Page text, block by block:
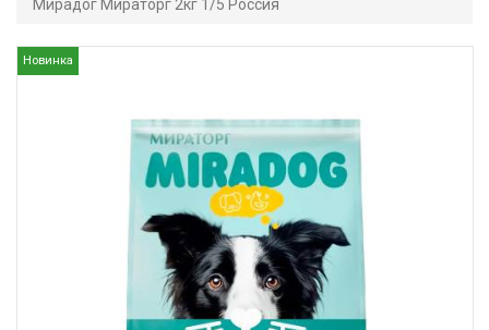
Мирадог Мираторг 2кг 1/5 Россия
Новинка